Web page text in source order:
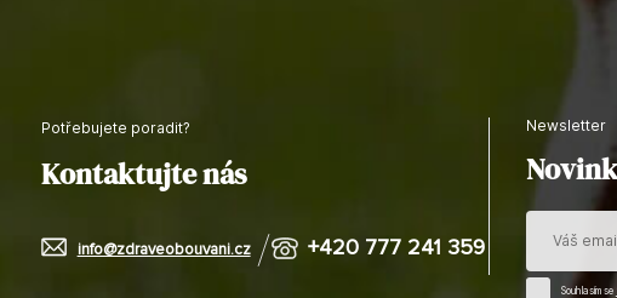
Potřebujete poradit?
Kontaktujte nás
info@zdraveobouvani.cz +420 777 241 359
newsletter
Souhlasím se